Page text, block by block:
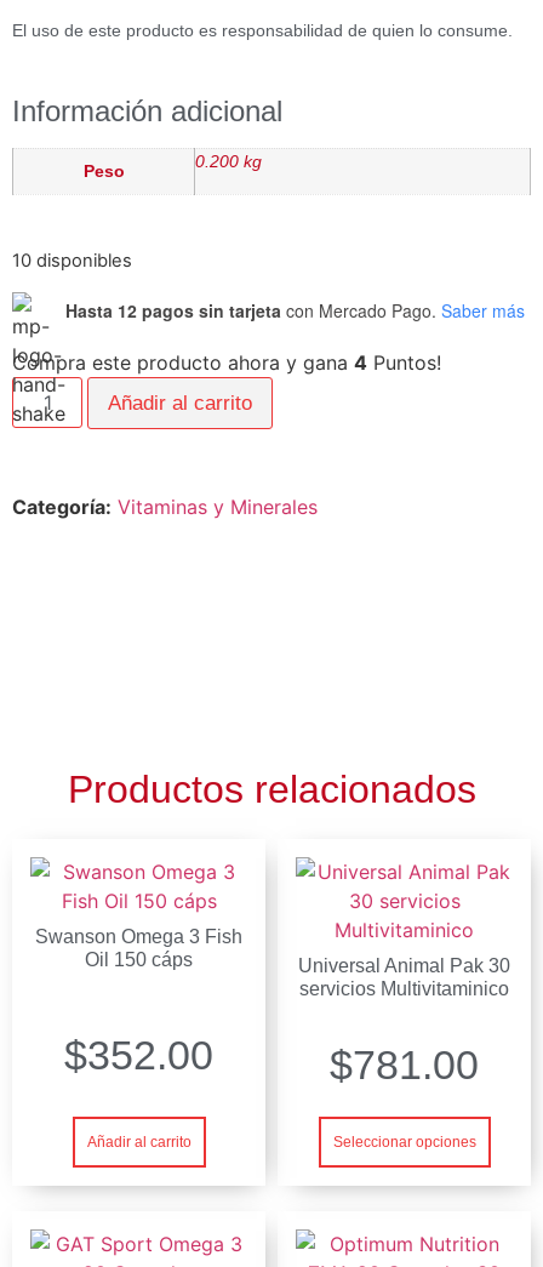
El uso de este producto es responsabilidad de quien lo consume.
Información adicional
Peso 0.200 kg
10 disponibles
Hasta 12 pagos sin tarjeta con Mercado Pago. Saber más
Compra este producto ahora y gana 4 Puntos!
Añadir al carrito
Categoría: Vitaminas y Minerales
Productos relacionados
Swanson Omega 3 Fish
Oil 150 cáps
$352.00
Añadir al carrito
Universal Animal Pak 30
servicios Multivitaminico
$781.00
Seleccionar opciones